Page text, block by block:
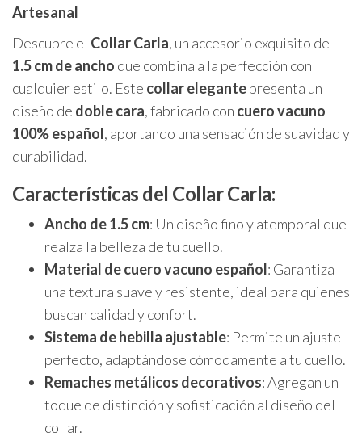
Artesanal
Descubre el Collar Carla, un accesorio exquisito de
1.5 cm de ancho que combina a la perfección con
cualquier estilo. Este collar elegantepresenta un
diseño de doble cara, fabricado con cuero vacuno
100% español, aportando una sensación de suavidad y
durabilidad.
Características del Collar Carla:
Ancho de 1.5 cm: Un diseño fino y atemporal que
realza la belleza de tu cuello.
Material de cuero vacuno español: Garantiza
una textura suave y resistente, ideal para quienes
buscan calidad y confort.
Sistema de hebilla ajustable: Permite un ajuste
perfecto, adaptándose cómodamente a tu cuello.
Remaches metálicos decorativos: Agregan un
toque de distinción y sofisticación al diseño del
collar.